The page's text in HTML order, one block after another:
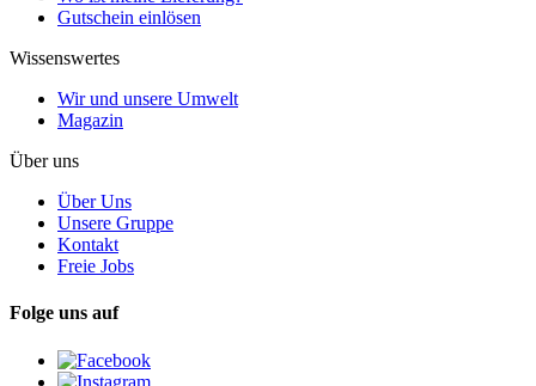
Gutschein einlösen
Wissenswertes
Wir und unsere Umwelt
Magazin
Über uns
Über Uns
Unsere Gruppe
Kontakt
Freie Jobs
Folge uns auf